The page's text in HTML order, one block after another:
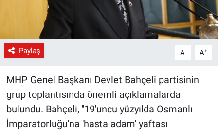
Paylaş A- A+
MHP Genel Başkanı Devlet Bahçeli partisinin
grup toplantısında önemli açıklamalarda
bulundu. Bahçeli, ''19'uncu yüzyılda Osmanlı
İmparatorluğu'na 'hasta adam' yaftası
Spor
Yerel